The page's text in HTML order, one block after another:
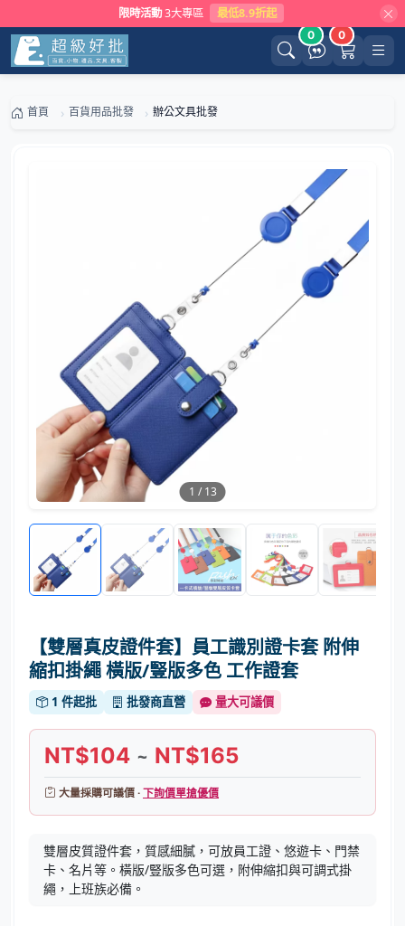
限時活動 3大專區 最低8.9折起
0 0
首頁 百貨用品批發 辦公文具批發
1 / 13
【雙層真皮證件套】員工識別證卡套 附伸
縮扣掛繩 橫版/豎版多色 工作證套
1 件起批 批發商直營 量大可議價
NT$104 ~ NT$165
大量採購可議價 ·下詢價單搶優價
雙層皮質證件套，質感細膩，可放員工證、悠遊卡、門禁
卡、名片等。橫版/豎版多色可選，附伸縮扣與可調式掛
繩，上班族必備。